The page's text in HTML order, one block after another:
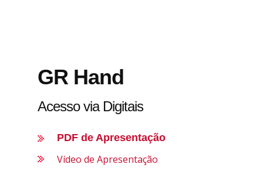
GR Hand
Acesso via Digitais
PDF de Apresentação
Vídeo de Apresentação